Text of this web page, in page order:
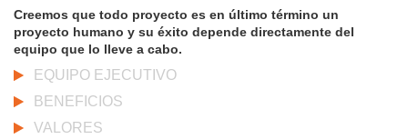
Creemos que todo proyecto es en último término un
proyecto humano y su éxito depende directamente del
equipo que lo lleve a cabo.
EQUIPO EJECUTIVO
BENEFICIOS
VALORES